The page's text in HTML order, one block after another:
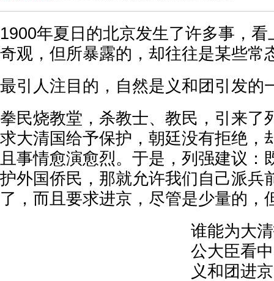
1900年夏日的北京发生了许多事，
奇观，但所暴露的，却往往是某些常
最引人注目的，自然是义和团引发的
拳民烧教堂，杀教士、教民，引来了
求大清国给予保护，朝廷没有拒绝，
且事情愈演愈烈。于是，列强建议：
护外国侨民，那就允许我们自己派兵
了，而且要求进京，尽管是少量的，
谁能为大
公大臣看
义和团进